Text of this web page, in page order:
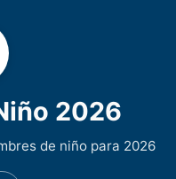
2026
de niño para 2026